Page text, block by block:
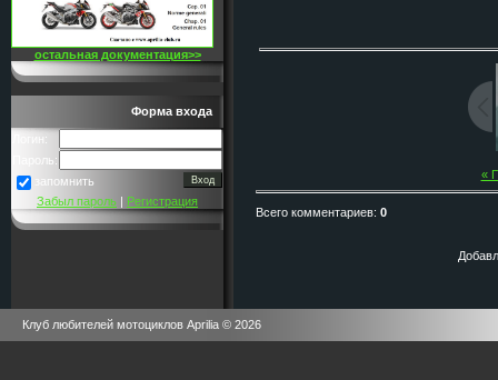
остальная документация>>
Форма входа
Логин:
Пароль:
запомнить
Забыл пароль | Регистрация
«
Всего комментариев: 0
Клуб любителей мотоциклов Aprilia © 2026